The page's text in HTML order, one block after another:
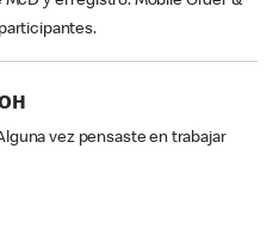
vez pensaste en trabajar